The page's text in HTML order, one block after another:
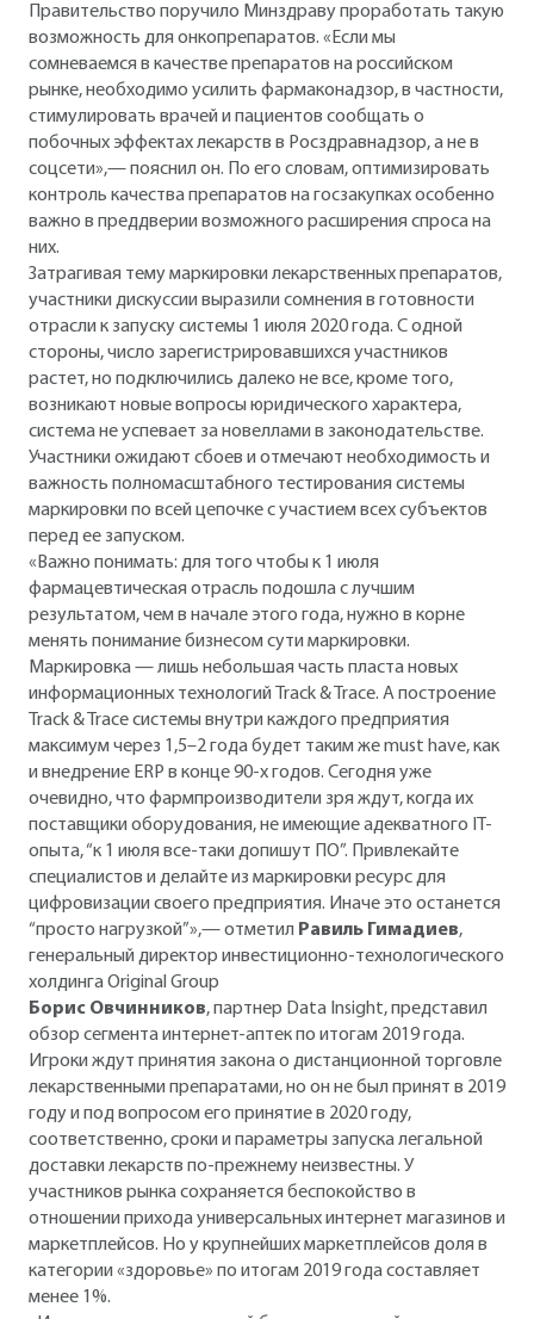
Правительство поручило Минздраву проработать такую
возможность для онкопрепаратов. «Если мы
сомневаемся в качестве препаратов на российском
рынке, необходимо усилить фармаконадзор, в частности,
стимулировать врачей и пациентов сообщать о
побочных эффектах лекарств в Росздравнадзор, а не в
соцсети»,— пояснил он. По его словам, оптимизировать
контроль качества препаратов на госзакупках особенно
важно в преддверии возможного расширения спроса на
них.
Затрагивая тему маркировки лекарственных препаратов,
участники дискуссии выразили сомнения в готовности
отрасли к запуску системы 1 июля 2020 года. С одной
стороны, число зарегистрировавшихся участников
растет, но подключились далеко не все, кроме того,
возникают новые вопросы юридического характера,
система не успевает за новеллами в законодательстве.
Участники ожидают сбоев и отмечают необходимость и
важность полномасштабного тестирования системы
маркировки по всей цепочке с участием всех субъектов
перед ее запуском.
«Важно понимать: для того чтобы к 1 июля
фармацевтическая отрасль подошла с лучшим
результатом, чем в начале этого года, нужно в корне
менять понимание бизнесом сути маркировки.
Маркировка — лишь небольшая часть пласта новых
информационных технологий Track & Trace. А построение
Track & Trace системы внутри каждого предприятия
максимум через 1,5–2 года будет таким же must have, как
и внедрение ERP в конце 90-х годов. Сегодня уже
очевидно, что фармпроизводители зря ждут, когда их
поставщики оборудования, не имеющие адекватного IT-
опыта, “к 1 июля все-таки допишут ПО”. Привлекайте
специалистов и делайте из маркировки ресурс для
цифровизации своего предприятия. Иначе это останется
“просто нагрузкой”»,— отметил Равиль Гимадиев,
генеральный директор инвестиционно-технологического
холдинга Original Group
Борис Овчинников, партнер Data Insight, представил
обзор сегмента интернет-аптек по итогам 2019 года.
Игроки ждут принятия закона о дистанционной торговле
лекарственными препаратами, но он не был принят в 2019
году и под вопросом его принятие в 2020 году,
соответственно, сроки и параметры запуска легальной
доставки лекарств по-прежнему неизвестны. У
участников рынка сохраняется беспокойство в
отношении прихода универсальных интернет магазинов и
маркетплейсов. Но у крупнейших маркетплейсов доля в
категории «здоровье» по итогам 2019 года составляет
менее 1%.